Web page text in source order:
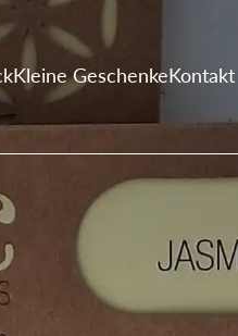
Kleine GeschenkeKontakt